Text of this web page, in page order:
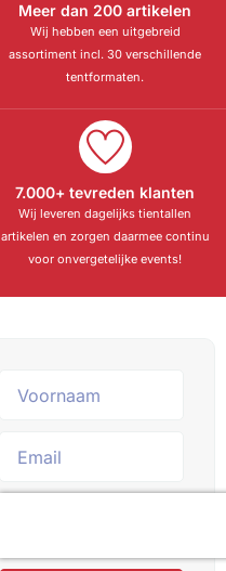
Meer dan 200 artikelen
Wij hebben een uitgebreid
assortiment incl. 30 verschillende
tentformaten.
7.000+ tevreden klanten
Wij leveren dagelijks tientallen
artikelen en zorgen daarmee continu
voor onvergetelijke events!